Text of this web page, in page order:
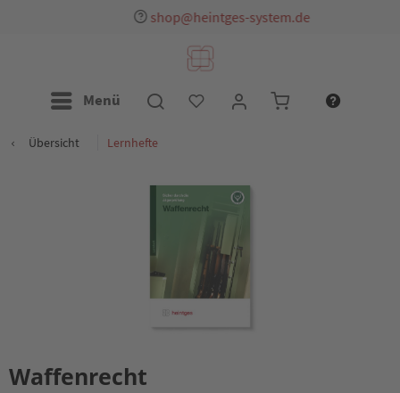
shop@heintges-system.de
Menü
Übersicht Lernhefte
Waffenrecht